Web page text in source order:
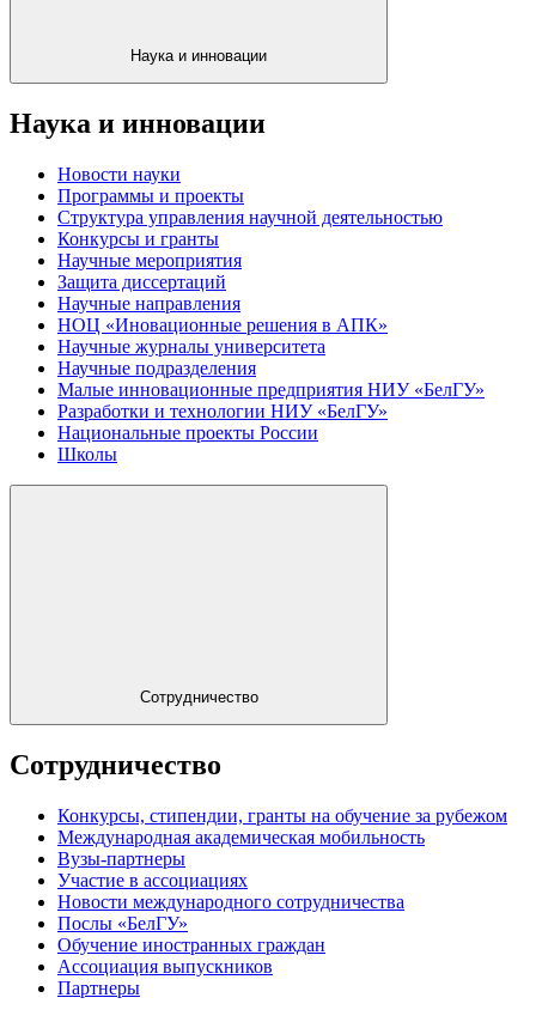
Наука и инновации
Наука и инновации
Новости науки
Программы и проекты
Структура управления научной деятельностью
Конкурсы и гранты
Научные мероприятия
Защита диссертаций
Научные направления
НОЦ «Иновационные решения в АПК»
Научные журналы университета
Научные подразделения
Малые инновационные предприятия НИУ «БелГУ»
Разработки и технологии НИУ «БелГУ»
Национальные проекты России
Школы
Сотрудничество
Сотрудничество
Конкурсы, стипендии, гранты на обучение за рубежом
Международная академическая мобильность
Вузы-партнеры
Участие в ассоциациях
Новости международного сотрудничества
Послы «БелГУ»
Обучение иностранных граждан
Ассоциация выпускников
Партнеры